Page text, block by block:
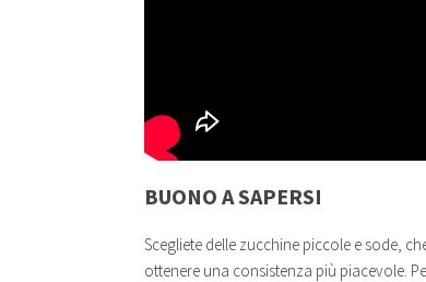
BUONO A SAPERSI
Scegliete delle zucchine piccole e sode,
ottenere una consistenza più piacevole.